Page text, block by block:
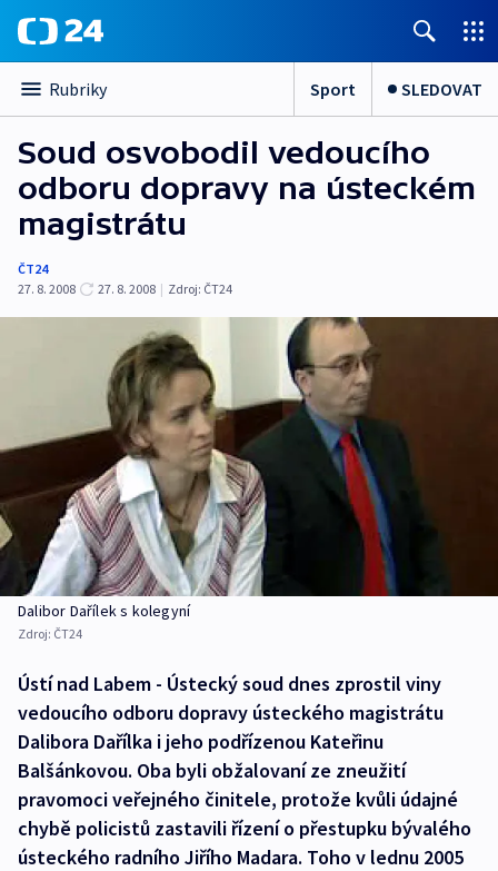
Rubriky Sport SLEDOVAT
Soud osvobodil vedoucího
odboru dopravy na ústeckém
magistrátu
ČT24
27. 8. 2008
27. 8. 2008 | Zdroj: ČT24
Dalibor Dařílek s kolegyní
Zdroj: ČT24
Ústí nad Labem - Ústecký soud dnes zprostil viny
vedoucího odboru dopravy ústeckého magistrátu
Dalibora Dařílka i jeho podřízenou Kateřinu
Balšánkovou. Oba byli obžalovaní ze zneužití
pravomoci veřejného činitele, protože kvůli údajné
chybě policistů zastavili řízení o přestupku bývalého
ústeckého radního Jiřího Madara. Toho v lednu 2005